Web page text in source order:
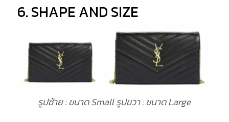
6. SHAPE AND SIZE
รูปซ้าย : ขนาด Small รูปขวา : ขนาด Large